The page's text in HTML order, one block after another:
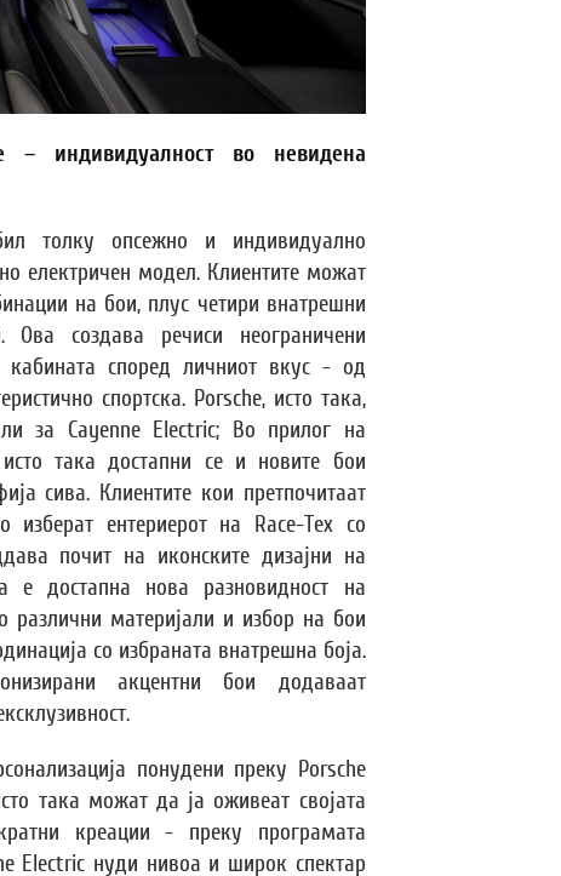
– индивидуалност во невидена
толку опсежно и индивидуално
електричен модел. Клиентите можат
на бои, плус четири внатрешни
создава речиси неограничени
според личниот вкус - од
спортска. Porsche, исто така,
за Cayenne Electric; Во прилог на
така достапни се и новите бои
сива. Клиентите кои претпочитаат
ентериерот на Race-Tex со
почит на иконските дизајни на
е достапна нова разновидност на
различни материјали и избор на бои
со избраната внатрешна боја.
акцентни бои додаваат
понудени преку Porsche
така можат да ја оживеат својата
креации - преку програмата
Electric нуди нивоа и широк спектар